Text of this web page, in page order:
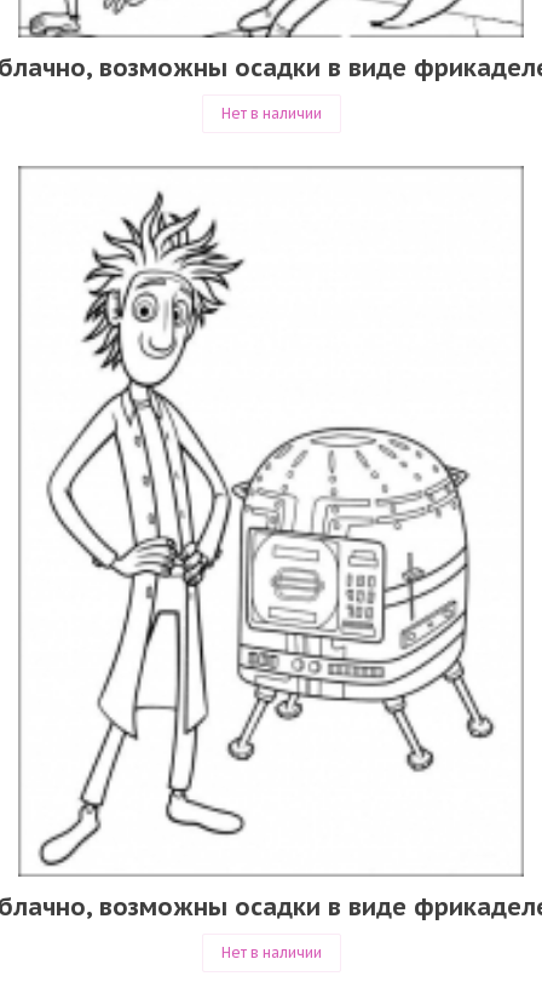
возможны осадки в виде
Нет в наличии
возможны осадки в виде
Нет в наличии